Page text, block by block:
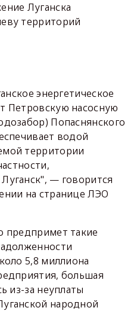
Луганска
территорий
энергетическое
Петровскую насосную
Попаснянского
водой
территории
— говорится
на странице ЛЭО
предпримет такие
5,8 миллиона
большая
из-за неуплаты
народной